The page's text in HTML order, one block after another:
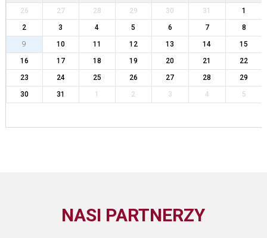
26 27 28 29 30 31
1
2
3 4 5 6 7
8
9
10 11 12 13 14
15
16
17 18 19 20 21
22
23
24 25 26 27 28
29
30
31 1 2 3 4 5
NASI PARTNERZY